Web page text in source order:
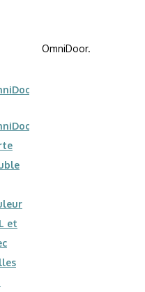
OmniDoor.